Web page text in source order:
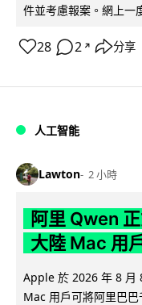
件並考慮報案。網上一
28 2 ↗ 分享
人工智能
Lawton 2 小時
阿里 Qwen
大陸 Mac 用
Apple 於 2026 年 8 月
Mac 用戶可將阿里巴